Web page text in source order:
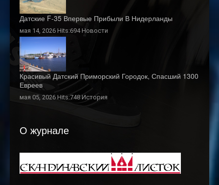
Датские F-35 Впервые Прибыли В Нидерланды
мая 14, 2026 Hits:694Новости
Красивый Датский Приморский Городок, Спасший 1300
Евреев
мая 05, 2026 Hits:748История
О журнале